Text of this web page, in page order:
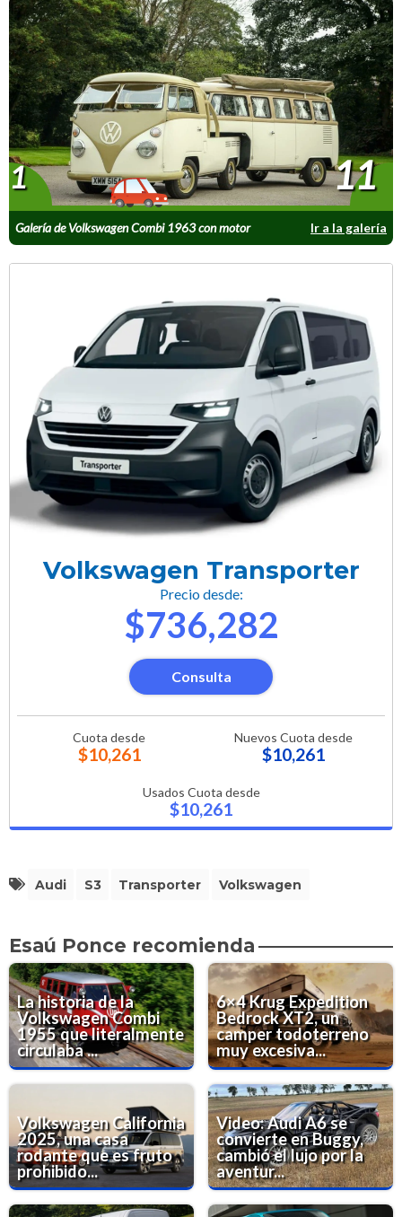
Galería de Volkswagen Combi 1963 con motor
de Audi S3
Ir a la galería
1 11
Volkswagen Transporter
Precio desde:
$736,282
Consulta
Cuota desde
$10,261
Nuevos Cuota desde
$10,261
Usados Cuota desde
$10,261
Audi S3 Transporter Volkswagen
Esaú Ponce recomienda
La historia de la
Volkswagen Combi
1955 que literalmente
circulaba ...
6×4 Krug Expedition
Bedrock XT2, un
camper todoterreno
muy excesiva...
Volkswagen California
2025, una casa
rodante que es fruto
prohibido...
Video: Audi A6 se
convierte en Buggy,
cambió el lujo por la
aventur...